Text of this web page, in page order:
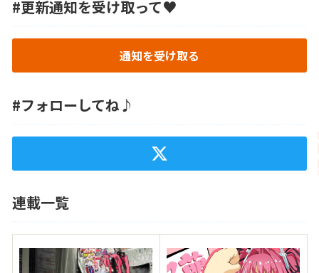
#更新通知を受け取って♥
通知を受け取る
#フォローしてね♪
連載一覧